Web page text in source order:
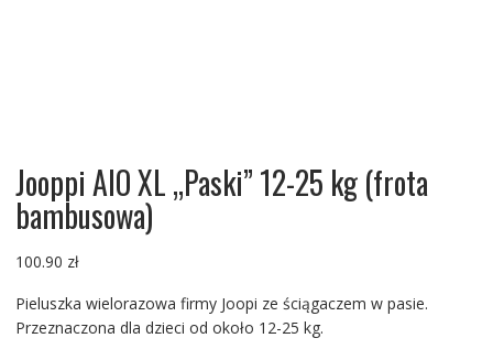
Jooppi AIO XL „Paski” 12-25 kg (frota
bambusowa)
100.90 zł
Pieluszka wielorazowa firmy Joopi ze ściągaczem w pasie.
Przeznaczona dla dzieci od około 12-25 kg.